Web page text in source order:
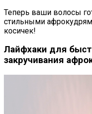
Теперь ваши волосы
стильными
косичек!
Лайфхаки для
закручивания